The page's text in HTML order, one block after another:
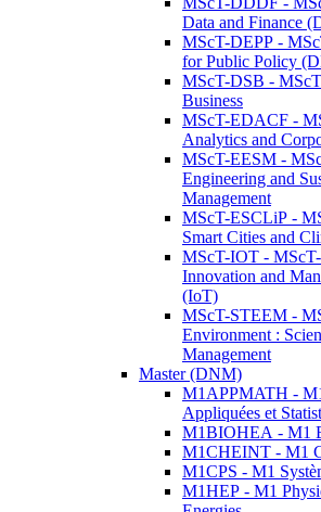
Data and Finance
MScT-DEPP -
for Public Policy
MScT-DSB -
Business
MScT-EDACF -
Analytics and
MScT-EESM -
Engineering and
Management
MScT-ESCLiP -
Smart Cities and
MScT-IOT -
Innovation and
(IoT)
MScT-STEEM -
Environment :
Management
Master (DNM)
M1APPMATH -
Appliquées et
M1BIOHEA - M1
M1CHEINT - M1
M1CPS - M1
M1HEP - M1